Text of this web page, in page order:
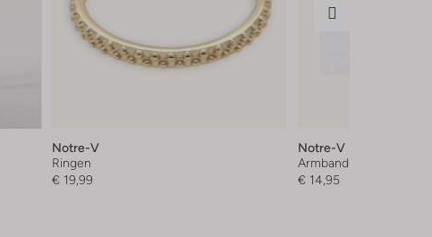
Notre-V
Ringen
€ 19,99
Notre-V
Armband
€ 14,95